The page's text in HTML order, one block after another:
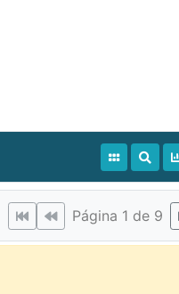
Página 1 de 9